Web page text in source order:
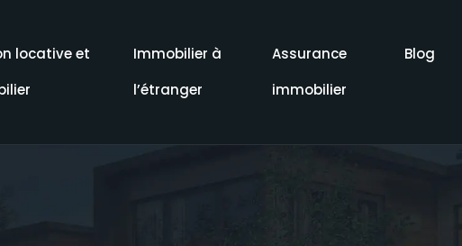
locative et
Immobilier à
l’étranger
Assurance
immobilier
Blog